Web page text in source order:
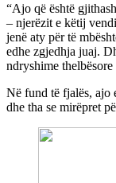
“Ajo që është
– njerëzit e këtij
jenë aty për të
edhe zgjedhja juaj.
ndryshime
Në fund të fjalës, ajo
dhe tha se mirëpret